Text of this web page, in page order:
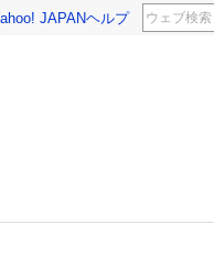
JAPANヘルプ